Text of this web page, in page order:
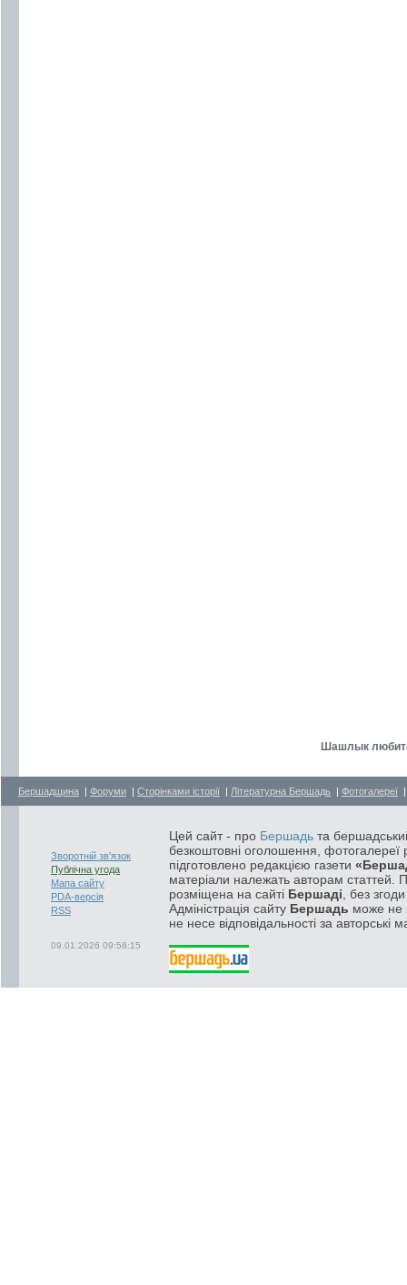
Шашлык
Бершадщина | Форуми | Сторінками історії | Літературна Бершадь | Фотогалереї
Зворотній зв'язок
Публічна угода
Мапа сайту
PDA-версія
RSS
09.01.2026 09:58:15
Цей сайт - про Бершадь та
безкоштовні оголошення, фотогалереї
підготовлено редакцією газети
матеріали належать авторам статтей.
розміщена на сайті Бершаді , без
Адміністрація сайту Бершадь може не
не несе відповідальності за авторські